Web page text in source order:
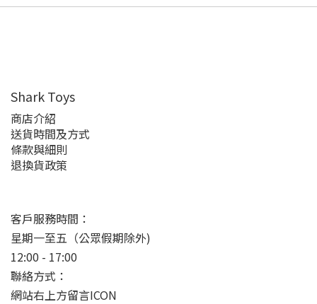
Shark Toys
商店介紹
送貨時間及方式
條款與細則
退換貨政策
客戶服務時間：
星期一至五（公眾假期除外)
12:00 - 17:00
聯絡方式：
網站右上方留言ICON